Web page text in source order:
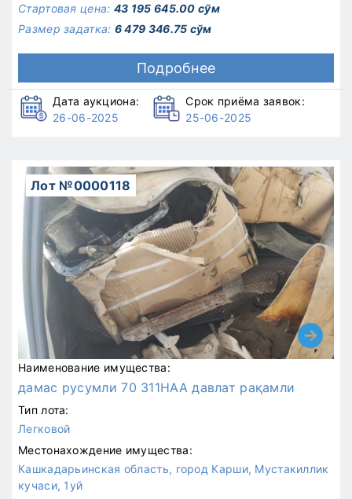
Стартовая цена: 43 195 645.00 сўм
Размер задатка: 6 479 346.75 сўм
Подробнее
Дата аукциона:
26-06-2025
Срок приёма заявок:
25-06-2025
Лот №0000118
Наименование имущества:
дамас русумли 70 311НАА давлат рақамли
Тип лота:
Легковой
Местонахождение имущества:
Кашкадарьинская область, город Карши, Мустакиллик
кучаси, 1уй